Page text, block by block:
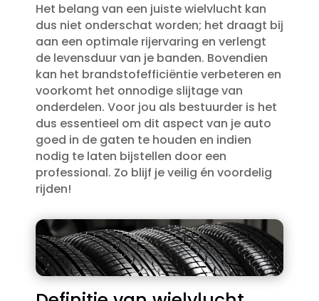
Het belang van een juiste wielvlucht kan
dus niet onderschat worden; het draagt bij
aan een optimale rijervaring en verlengt
de levensduur van je banden.​ Bovendien
kan het brandstofefficiëntie verbeteren en
voorkomt het onnodige slijtage van
onderdelen.​ Voor jou als bestuurder is het
dus essentieel om dit aspect van je auto
goed in de gaten te houden en indien
nodig te laten bijstellen door een
professional.​ Zo blijf je veilig én voordelig
rijden!